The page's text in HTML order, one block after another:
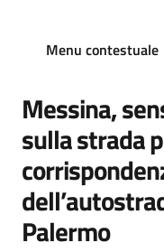
Menu contestuale
Messina,
sulla strada
Palermo